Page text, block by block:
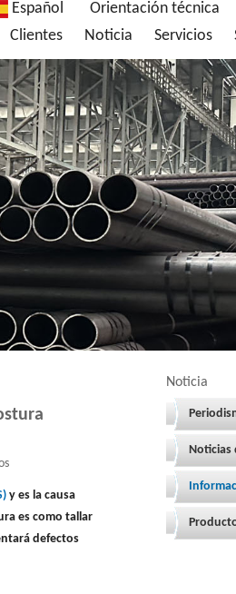
Español Orientación técnica
Clientes Noticia Servicios
Noticia
Noticias
y es la causa
es como tallar
defectos